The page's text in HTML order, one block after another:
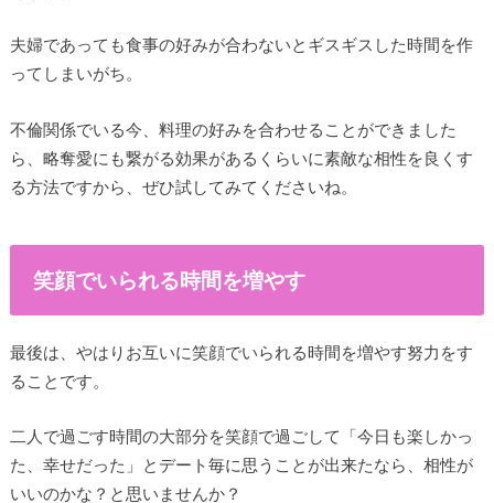
夫婦であっても食事の好みが合わないとギスギスした時間を作
ってしまいがち。
不倫関係でいる今、料理の好みを合わせることができました
ら、略奪愛にも繋がる効果があるくらいに素敵な相性を良くす
る方法ですから、ぜひ試してみてくださいね。
笑顔でいられる時間を増やす
最後は、やはりお互いに笑顔でいられる時間を増やす努力をす
ることです。
二人で過ごす時間の大部分を笑顔で過ごして「今日も楽しかっ
た、幸せだった」とデート毎に思うことが出来たなら、相性が
いいのかな？と思いませんか？